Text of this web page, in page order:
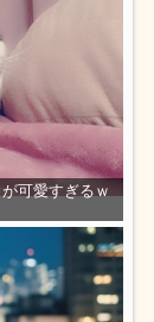
可愛すぎるｗ